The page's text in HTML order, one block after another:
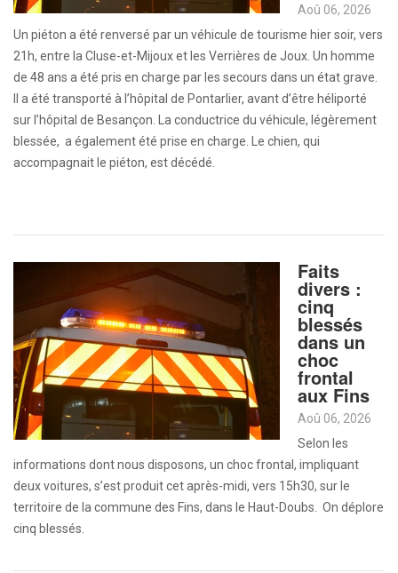
Aoû 06, 2026
Un piéton a été renversé par un véhicule de tourisme hier soir, vers
21h, entre la Cluse-et-Mijoux et les Verrières de Joux. Un homme
de 48 ans a été pris en charge par les secours dans un état grave.
Il a été transporté à l’hôpital de Pontarlier, avant d’être héliporté
sur l’hôpital de Besançon. La conductrice du véhicule, légèrement
blessée, a également été prise en charge. Le chien, qui
accompagnait le piéton, est décédé.
Faits
divers :
cinq
blessés
dans un
choc
frontal
aux Fins
Aoû 06, 2026
Selon les
informations dont nous disposons, un choc frontal, impliquant
deux voitures, s’est produit cet après-midi, vers 15h30, sur le
territoire de la commune des Fins, dans le Haut-Doubs. On déplore
cinq blessés.